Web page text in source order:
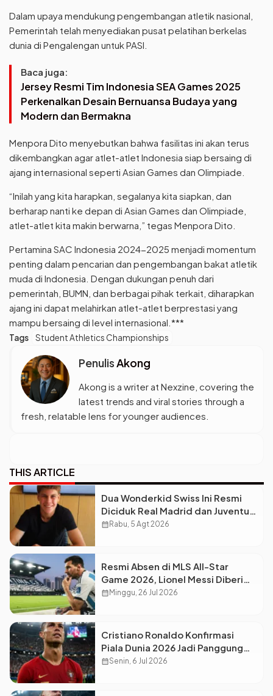
Dalam upaya mendukung pengembangan atletik nasional,
Pemerintah telah menyediakan pusat pelatihan berkelas
dunia di Pengalengan untuk PASI.
Baca juga:
Jersey Resmi Tim Indonesia SEA Games 2025
Perkenalkan Desain Bernuansa Budaya yang
Modern dan Bermakna
Menpora Dito menyebutkan bahwa fasilitas ini akan terus
dikembangkan agar atlet-atlet Indonesia siap bersaing di
ajang internasional seperti Asian Games dan Olimpiade.
“Inilah yang kita harapkan, segalanya kita siapkan, dan
berharap nanti ke depan di Asian Games dan Olimpiade,
atlet-atlet kita makin berwarna,” tegas Menpora Dito.
Pertamina SAC Indonesia 2024-2025 menjadi momentum
penting dalam pencarian dan pengembangan bakat atletik
muda di Indonesia. Dengan dukungan penuh dari
pemerintah, BUMN, dan berbagai pihak terkait, diharapkan
ajang ini dapat melahirkan atlet-atlet berprestasi yang
mampu bersaing di level internasional.***
Tags Student Athletics Championships
PenulisAkong
Akong is a writer at Nexzine, covering the
latest trends and viral stories through a
fresh, relatable lens for younger audiences.
THIS ARTICLE
Dua Wonderkid Swiss Ini Resmi
Diciduk Real Madrid dan Juventus,
Siap Jadi Bintang Baru Eropa
calendar_month Rabu, 5 Agt 2026
Resmi Absen di MLS All-Star
Game 2026, Lionel Messi Diberi
Dispensasi Khusus Usai Final Piala
calendar_month Minggu, 26 Jul 2026
Cristiano Ronaldo Konfirmasi
Piala Dunia 2026 Jadi Panggung
Terakhirnya, Portugal Siap All-
calendar_monthSenin, 6 Jul 2026